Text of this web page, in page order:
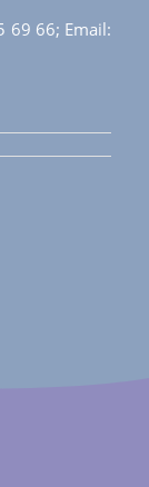
69 66; Email: